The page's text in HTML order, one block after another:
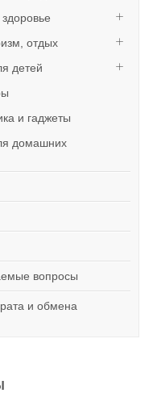
отдых
детей
и гаджеты
домашних
вопросы
и обмена